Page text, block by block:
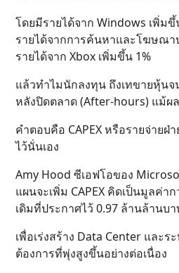
โดยมีรายได้จาก Windows เพิ่มขึ้
รายได้จากการค้นหาและโฆษณา
รายได้จาก Xbox เพิ่มขึ้น 1%
แล้วทำไมนักลงทุน ถึงเทขายหุ้นจ
หลังปิดตลาด (After-hours) แม้ผ
คำตอบคือ CAPEX หรือรายจ่ายฝ่
ไว้นั่นเอง
Amy Hood ซีเอฟโอของ
แผนจะเพิ่ม CAPEX คิดเป็นมูลค่า
เดิมที่ประกาศไว้ 0.97 ล้านล้านบ
เพื่อเร่งสร้าง Data Center และร
ต้องการที่พุ่งสูงขึ้นอย่างต่อเนื่อง